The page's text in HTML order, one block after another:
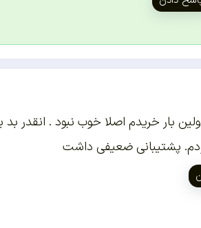
بار خریدم اصلا خوب نبود . انقدر
پشتیبانی ضعیفی داشت